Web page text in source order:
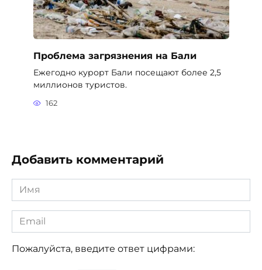
Проблема загрязнения на Бали
Ежегодно курорт Бали посещают более 2,5
миллионов туристов.
162
Добавить комментарий
Имя
*
Email
*
Пожалуйста, введите ответ цифрами: